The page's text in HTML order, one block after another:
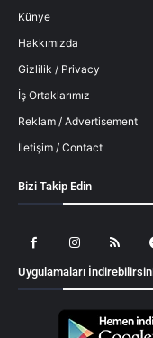
Künye
Hakkımızda
Gizlilik / Privacy
İş Ortaklarımız
Reklam / Advertisement
İletişim / Contact
Bizi Takip Edin
Uygulamaları